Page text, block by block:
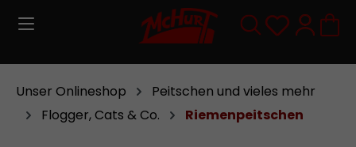
Zum Hauptinhalt springen Du hast
Unser Onlineshop
Peitschen und vieles mehr
Flogger, Cats & Co.
Riemenpeitschen